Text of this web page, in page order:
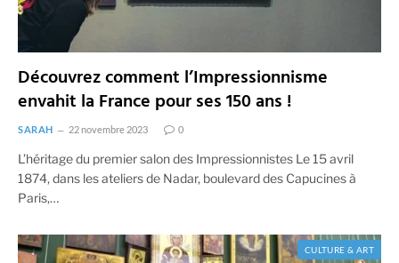
Découvrez comment l’Impressionnisme
envahit la France pour ses 150 ans !
SARAH 22 novembre 2023 0
L’héritage du premier salon des Impressionnistes Le 15 avril
1874, dans les ateliers de Nadar, boulevard des Capucines à
Paris,…
CULTURE & ART